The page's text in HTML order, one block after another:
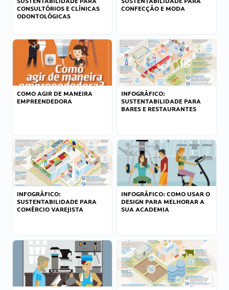
CONSULTÓRIOS E CLÍNICAS
ODONTOLÓGICAS
CONFECÇÃO E MODA
COMO AGIR DE MANEIRA
EMPREENDEDORA
INFOGRÁFICO:
SUSTENTABILIDADE PARA
BARES E RESTAURANTES
INFOGRÁFICO:
SUSTENTABILIDADE PARA
COMÉRCIO VAREJISTA
INFOGRÁFICO: COMO USAR O
DESIGN PARA MELHORAR A
SUA ACADEMIA